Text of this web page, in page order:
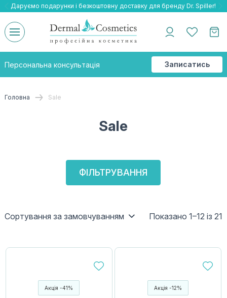
Даруємо безкоштовну доставку та подарнки до бренду Braderm!
-25% на весь бренд HOLY LAND!
Даруємо подарунки і безкоштовну доставку для бренду Dr. Spiller!
Персональна консультація
Записатись
на
Головна Sale
Sale
ФІЛЬТРУВАННЯ
Сортування за замовчуванням Показано 1–12 із 21
Акція -41% Акція -12%